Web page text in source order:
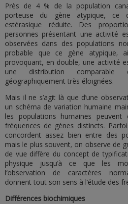
Près de 4 % de la population
porteuse du gène atypique, ce
estérasique réduite. Des
personnes présentant une activité
observées dans des populations
probable que ce gène atypique,
provoquant, en double, une activité
une distribution comparable
géographiquement très éloignées.
Mais il ne s’agit là que d’une
un schéma de variation humaine
les populations humaines
fréquences de gènes distincts.
concordent assez bien entre des
mais le plus souvent, on observe de
de vue diffère du concept de
physique jusqu’à ce que les
l’observation de caractères
donnent tout son sens à l’étude des
Différences biochimiques